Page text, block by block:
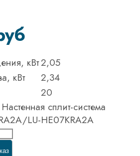
кВт2,05
кВт
2,34
20
сплит-система
LU-HE07KRA2A